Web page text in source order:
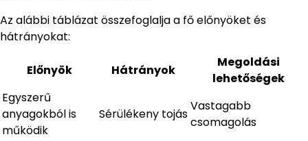
Az alábbi táblázat összefoglalja a fő előnyöket és
hátrányokat:
Előnyök Hátrányok
Megoldási
lehetőségek
Egyszerű
anyagokból is
működik
Sérülékeny tojás
Vastagabb
csomagolás